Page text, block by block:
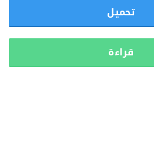
تحميل
قراءة